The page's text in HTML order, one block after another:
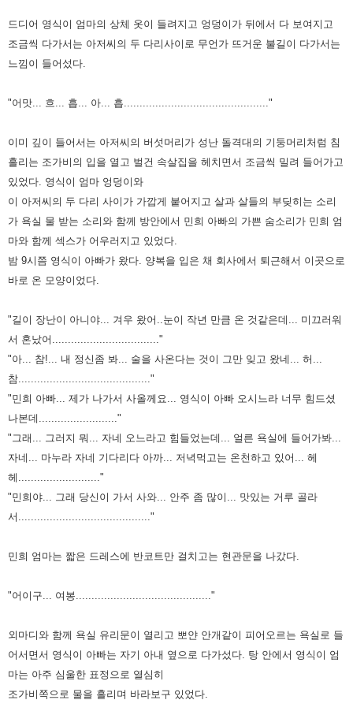
드디어 영식이 엄마의 상체 옷이 들려지고 엉덩이가 뒤에서 다 보여지고
조금씩 다가서는 아저씨의 두 다리사이로 무언가 뜨거운 불길이 다가서는
느낌이 들어섰다.
"어맛... 흐... 흡... 아... 흡.............................................."
이미 깊이 들어서는 아저씨의 버섯머리가 성난 돌격대의 기 둥머리처럼 침
흘리는 조가비의 입을 열고 벌건 속살집을 헤치면서 조금씩 밀려 들어 가고
있었다. 영식이 엄마 엉덩이와
이 아저씨의 두 다리 사이가 가깝게 붙어지고 살과 살들의 부딪히는 소리
가 욕실 물 받는 소리와 함께 방안에서 민희 아빠의 가쁜 숨소리가 민희 엄
마와 함께 섹스가 어우러지고 있었다.
밤 9시쯤 영식이 아빠가 왔다. 양복을 입은 채 회사에서 퇴근해서 이곳으로
바로 온 모양이었다.
"길이 장난이 아니야... 겨우 왔어..눈이 작년 만큼 온 것같은데... 미끄러워
서 혼났어.................................."
"아... 참!... 내 정신좀 봐... 술을 사온다는 것이 그만 잊고 왔네... 허...
참.........................................."
"민희 아빠... 제가 나가서 사올께요... 영식이 아빠 오시느라 너무 힘드셨
나본데......................... "
"그래... 그러지 뭐... 자네 오느라고 힘들었는데... 얼른 욕실에 들어가봐...
자네... 마누라 자네 기다리다 아까... 저녁먹고는 온천하고 있어... 헤
헤.........................."
"민희야... 그래 당신이 가서 사와... 안주 좀 많이... 맛있는 거루 골라
서.........................................."
민희 엄마는 짧은 드레스에 반코트만 걸치고는 현관문을 나갔다.
"어이구... 여봉..........................................."
외마디와 함께 욕실 유리문이 열리고 뽀얀 안개같이 피어오르는 욕실 로 들
어서면서 영식이 아빠는 자기 아내 옆으로 다가섰다. 탕 안에서 영식이 엄
마는 아주 심울한 표정으로 열심히
조가비쪽으로 물을 흘리며 바라보구 있었다.